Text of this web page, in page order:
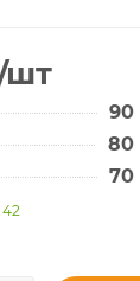
шт
90
80
70
42